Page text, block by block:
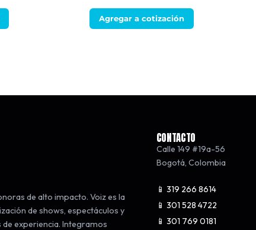
Agregar a cotización
de alto impacto. Voiz es la
de shows, espectáculos y
experiencia. Integramos
CONTACTO
Calle 149 #19a-56
Bogotá Colombia
📱 319 266 8614
📱 301 528 4722
📱 301 769 0181